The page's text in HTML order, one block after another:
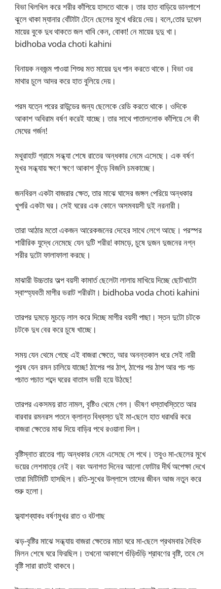
বিভা খিলখিল করে শরীর কাঁপিয়ে হাসতে থাকে। তার হাত বাড়িয়ে ডানপাশে
ঝুলে থাকা ম্যানার বোঁটাটা টেনে ছেলের মুখে ধরিয়ে দেয়। বলে,তোর দুধেল
মায়ের বুকে দুধ থাকতে জল খাবি কেন, বোকা! নে মায়ের দুদু খা।
bidhoba voda choti kahini
বিনায়ক নবজন্ম পাওয়া শিশুর মত মায়ের দুধ পান করতে থাকে। বিভা ওর
মাথার চুলে আদর করে হাত বুলিয়ে দেয়।
পরম যত্নে পরের রাউন্ডের জন্য ছেলেকে রেডি করতে থাকে। ওদিকে
আকাশ অবিরাম বর্ষণ করেই যাচ্ছে। তার সাথে পাতাললোক কাঁপিয়ে সে কী
মেঘের গর্জন!
মথুরাহাট গ্রামে সন্ধ্যা শেষে রাতের অন্ধকার নেমে এসেছে। এক বর্ষণ
মুখর সন্ধ্যায় ক্ষণে ক্ষণে আকাশ ফুঁড়ে বিজলি চমকাচ্ছে।
জনবিরল একটা বাজরার ক্ষেত, তার মাঝে ঘাসের জঙ্গল পেরিয়ে অন্ধকার
খুপরি একটা ঘর। সেই ঘরের এক কোনে অসমবয়সী দুই নরনারী।
তারা আঠার মতো একজন আরেকজনের দেহের সাথে লেগে আছে। পরস্পর
শারীরিক যুদ্ধে নেমেছে যেন দুটি শরীর! কামড়ে, চুষে দুজন দুজনের নগ্ন
শরীর দুটো ফালাফালা করছে।
মাঝারী উচ্চতার অল্প বয়সী কামার্ত ছেলেটা লালায় মাখিয়ে দিচ্ছে ছোটখাটো
স্বাস্হ্যবতী মাগীর ভরাট শরীরটা। bidhoba voda choti kahini
তারপর দুমড়ে মুচড়ে লাল করে দিচ্ছে মাগীর বয়সী পাছা। স্তন দুটো চটকে
চটকে দুধ বের করে চুষে খাচ্ছে।
সময় যেন থেমে গেছে এই বাজরা ক্ষেতে, আর অনন্তকাল ধরে সেই নারী
পুরষ যেন রমন চালিয়ে যাচ্ছে! ঠাপের পর ঠাপ, ঠাপের পর ঠাপ আর পচ পচ
পচাত পচাত শব্দে ঘরের বাতাস ভারী হয়ে উঠছে!
তারপর একসময় রাত নামল, বৃষ্টিও থেমে গেল। ভীষণ ধস্তাধস্তিতে আর
বারবার রমনরস পতনে ক্লান্ত বিধ্বস্ত দুই মা-ছেলে হাত ধরাধরি করে
বাজরা ক্ষেতের মাঝ দিয়ে বাড়ির পথে রওয়ানা দিল।
বৃষ্টিস্নাত রাতের গাঢ় অন্ধকার নেমে এসেছে সে পথে। তবুও মা-ছেলের মুখে
ভয়ের লেশমাত্র নেই। বরং অনাগত দিনের আলো ফোটার দীর্ঘ অপেক্ষা দেখে
তারা মিটিমিটি হাসছিল। রতি-সুখের উল্লাসে তাদের জীবন আজ নতুন করে
শুরু হলো।
ফ্ল্যাশব্যাকঃ বর্ষণমুখর রাত ও বটগাছ
ঝড়-বৃষ্টির মাঝে সন্ধ্যায় বাজরা ক্ষেতের মাচা ঘরে মা-ছেলে প্রথমবার দৈহিক
মিলন শেষে ঘরে ফিরছিল। তখনো আকাশে গুঁড়িগুঁড়ি শ্রাবণের বৃষ্টি, তবে সে
বৃষ্টি সারা রাতই থাকবে।